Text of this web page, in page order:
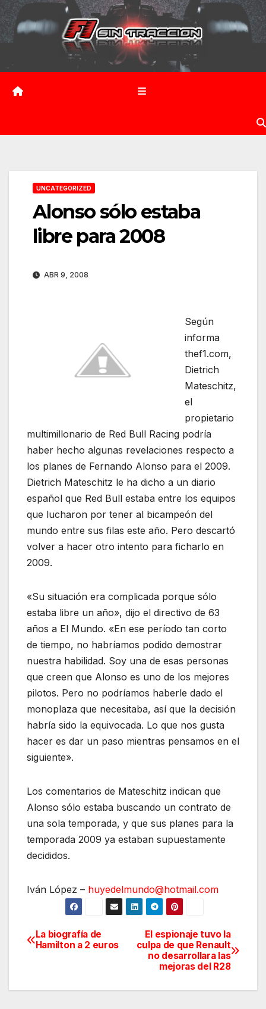
Saltar
contenido
UNCATEGORIZED
Alonso sólo estaba
libre para 2008
ABR 9, 2008
Según
informa
thef1.com,
Dietrich
Mateschitz,
el
propietario
multimillonario de Red Bull Racing podría
haber hecho algunas revelaciones respecto a
los planes de Fernando Alonso para el 2009.
Dietrich Mateschitz le ha dicho a un diario
español que Red Bull estaba entre los equipos
que lucharon por tener al bicampeón del
mundo entre sus filas este año. Pero descartó
volver a hacer otro intento para ficharlo en
2009.
«Su situación era complicada porque sólo
estaba libre un año», dijo el directivo de 63
años a El Mundo. «En ese período tan corto
de tiempo, no habríamos podido demostrar
nuestra habilidad. Soy una de esas personas
que creen que Alonso es uno de los mejores
pilotos. Pero no podríamos haberle dado el
monoplaza que necesitaba, así que la decisión
habría sido la equivocada. Lo que nos gusta
hacer es dar un paso mientras pensamos en el
siguiente».
Los comentarios de Mateschitz indican que
Alonso sólo estaba buscando un contrato de
una sola temporada, y que sus planes para la
temporada 2009 ya estaban supuestamente
decididos.
Iván López – huyedelmundo@hotmail.com
Navegación
entradas
El espionaje tuvo la
culpa de que Renault
no desarrollara las
mejoras del R28
La biografía de
Hamilton a 2 euros